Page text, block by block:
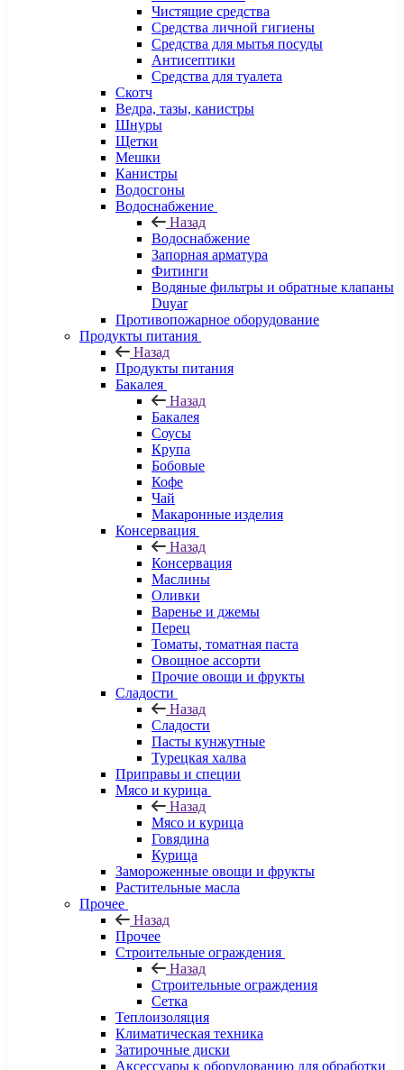
Чистящие средства
Средства личной гигиены
Средства для мытья посуды
Антисептики
Средства для туалета
Скотч
Ведра, тазы, канистры
Шнуры
Щетки
Мешки
Канистры
Водосгоны
Водоснабжение
Назад
Водоснабжение
Запорная арматура
Фитинги
Водяные фильтры и обратные клапаны
Duyar
Противопожарное оборудование
Продукты питания
Назад
Продукты питания
Бакалея
Назад
Бакалея
Соусы
Крупа
Бобовые
Кофе
Чай
Макаронные изделия
Консервация
Назад
Консервация
Маслины
Оливки
Варенье и джемы
Перец
Томаты, томатная паста
Овощное ассорти
Прочие овощи и фрукты
Сладости
Назад
Сладости
Пасты кунжутные
Турецкая халва
Приправы и специи
Мясо и курица
Назад
Мясо и курица
Говядина
Курица
Замороженные овощи и фрукты
Растительные масла
Прочее
Назад
Прочее
Строительные ограждения
Назад
Строительные ограждения
Сетка
Теплоизоляция
Климатическая техника
Затирочные диски
Аксессуары к оборудованию для обработки